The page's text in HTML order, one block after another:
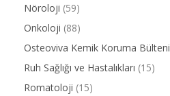
Nöroloji (59)
Onkoloji (88)
Osteoviva Kemik Koruma Bülteni
Ruh Sağlığı ve Hastalıkları (15)
Romatoloji (15)